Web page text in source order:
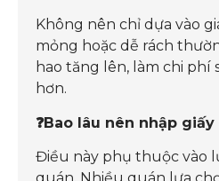
Không nên chỉ dựa vào
mỏng hoặc dễ rách
hao tăng lên, làm chi phí
hơn.
❓Bao lâu nên nhập
Điều này phụ thuộc vào